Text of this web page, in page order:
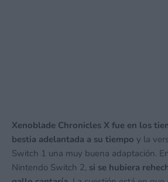
Xenoblade Chronicles X fue en los
bestia adelantada a su tiempo y la
Switch 1 una muy buena adaptación.
Nintendo Switch 2, si se hubiera